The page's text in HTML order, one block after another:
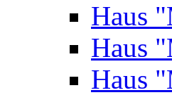
Haus
Haus
Haus